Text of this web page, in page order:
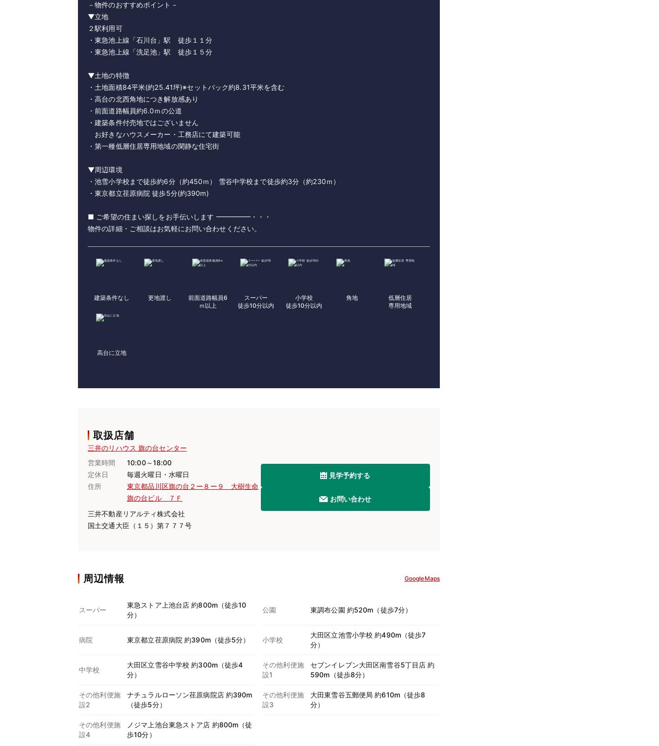
－物件のおすすめポイント－
▼立地
２駅利用可
・東急池上線「石川台」駅 徒歩１１分
・東急池上線「洗足池」駅 徒歩１５分
▼土地の特徴
・土地面積84平米(約25.41坪)※セットバック約8.31平米を含む
・高台の北西角地につき解放感あり
・前面道路幅員約6.0ｍの公道
・建築条件付売地ではございません
お好きなハウスメーカー・工務店にて建築可能
・第一種低層住居専用地域の閑静な住宅街
▼周辺環境
・池雪小学校まで徒歩約6分（約450ｍ） 雪谷中学校まで徒歩約3分（約230ｍ）
・東京都立荏原病院 徒歩5分(約390m)
■ ご希望の住まい探しをお手伝いします ━━━━━・・・
物件の詳細・ご相談はお気軽にお問い合わせください。
建築条件なし 更地渡し
前面道路幅員6
ｍ以上
スーパー
徒歩10分以内
小学校
徒歩10分以内
角地
低層住居
専用地域
高台に立地
取扱店舗
三井のリハウス 旗の台センター
営業時間
10:00～18:00
定休日
毎週火曜日・水曜日
住所
東京都品川区旗の台２ー８ー９ 大樹生命
旗の台ビル ７Ｆ
三井不動産リアルティ株式会社
国土交通大臣（１５）第７７７号
見学予約する
お問い合わせ
周辺情報 GoogleMaps
スーパー
東急ストア上池台店 約800m（徒歩10
分）
公園 東調布公園 約520m（徒歩7分）
病院 東京都立荏原病院 約390m（徒歩5分） 小学校
大田区立池雪小学校 約490m（徒歩7
分）
中学校
大田区立雪谷中学校 約300m（徒歩4
分）
その他利便施
設1
セブンイレブン大田区南雪谷5丁目店 約
590m（徒歩8分）
その他利便施
設2
ナチュラルローソン荏原病院店 約390m
（徒歩5分）
その他利便施
設3
大田東雪谷五郵便局 約610m（徒歩8
分）
その他利便施
設4
ノジマ上池台東急ストア店 約800m（徒
歩10分）